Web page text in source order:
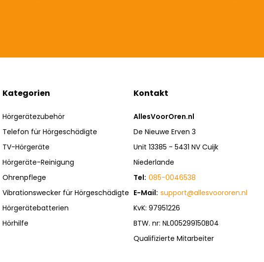
Kategorien
Hörgerätezubehör
Telefon für Hörgeschädigte
TV-Hörgeräte
Hörgeräte-Reinigung
Ohrenpflege
Vibrationswecker für Hörgeschädigte
Hörgerätebatterien
Hörhilfe
Kontakt
AllesVoorOren.nl
De Nieuwe Erven 3
Unit 13385 - 5431 NV Cuijk
Niederlande
Tel: 085-0046538
E-Mail: support@allesvoororen.nl
KvK: 97951226
BTW. nr: NL005299150B04
Qualifizierte Mitarbeiter